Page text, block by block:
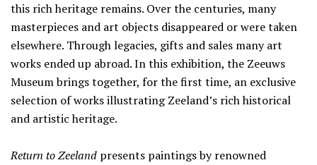
this rich heritage remains. Over the centuries, many
masterpieces and art objects disappeared or were taken
elsewhere. Through legacies, gifts and sales many art
works ended up abroad. In this exhibition, the Zeeuws
Museum brings together, for the first time, an exclusive
selection of works illustrating Zeeland’s rich historical
and artistic heritage.
Return to Zeeland presents paintings by renowned